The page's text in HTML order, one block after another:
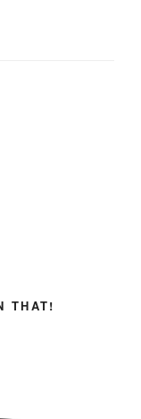
THAT!